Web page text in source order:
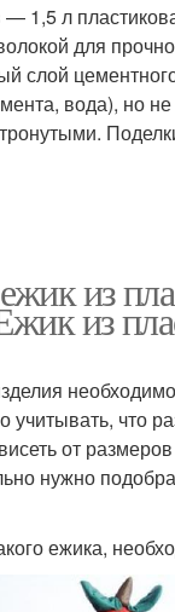
1,5 л
для
слой
вода), но
из
из
учитывать, что
от
нужно
ежика,